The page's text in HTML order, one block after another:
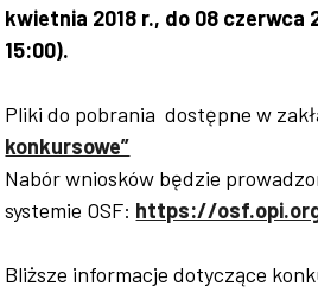
kwietnia 2018 r., do 08 czerwca
15:00).
Pliki do pobrania dostępne w
konkursowe”
Nabór wniosków będzie
systemie OSF: https://
Bliższe informacje dotyczące